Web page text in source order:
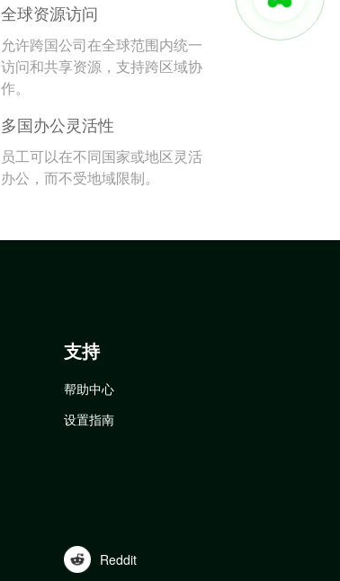
全球资源访问
允许跨国公司在全球范围内统一
访问和共享资源，支持跨区域协
作。
多国办公灵活性
员工可以在不同国家或地区灵活
办公，而不受地域限制。
支持
帮助中心
设置指南
Reddit